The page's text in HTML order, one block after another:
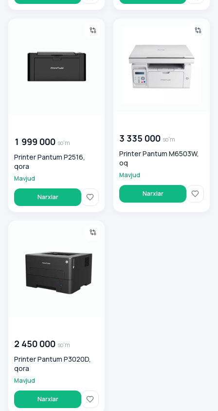
1 999 000 so'm
Printer Pantum P2516,
qora
Mavjud
Narxlar
3 335 000 so'm
Printer Pantum M6503W,
oq
Mavjud
Narxlar
2 450 000 so'm
Printer Pantum P3020D,
qora
Mavjud
Narxlar